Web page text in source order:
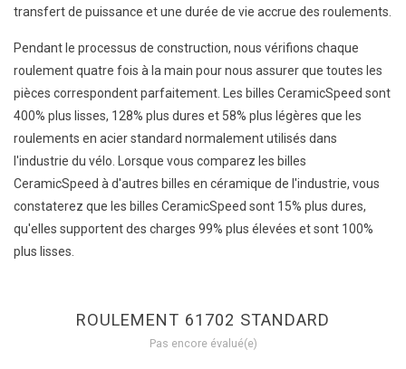
transfert de puissance et une durée de vie accrue des roulements.
Pendant le processus de construction, nous vérifions chaque
roulement quatre fois à la main pour nous assurer que toutes les
pièces correspondent parfaitement. Les billes CeramicSpeed ​​sont
400% plus lisses, 128% plus dures et 58% plus légères que les
roulements en acier standard normalement utilisés dans
l'industrie du vélo. Lorsque vous comparez les billes
CeramicSpeed ​​à d'autres billes en céramique de l'industrie, vous
constaterez que les billes CeramicSpeed ​​sont 15% plus dures,
qu'elles supportent des charges 99% plus élevées et sont 100%
plus lisses.
ROULEMENT 61702 STANDARD
Pas encore évalué(e)